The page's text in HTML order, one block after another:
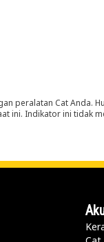
peralatan Cat Anda.
ini. Indikator ini tidak